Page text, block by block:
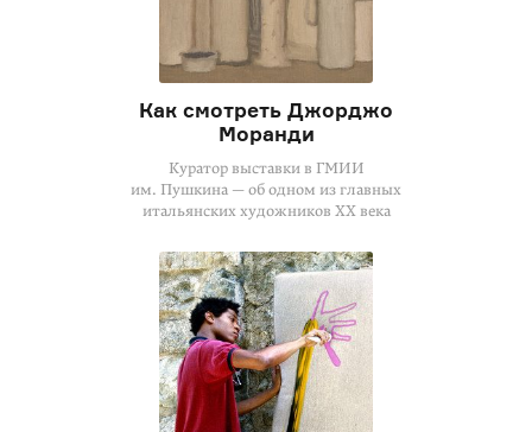
Как смотреть Джорджо
Моранди
Куратор выставки в ГМИИ
им. Пушкина — об одном из главных
итальянских художников XX века